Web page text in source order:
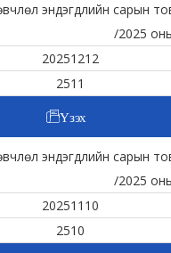
эндэгдлийн сарын
/2025
20251212
2511
Үзэх
эндэгдлийн сарын
/2025
20251110
2510